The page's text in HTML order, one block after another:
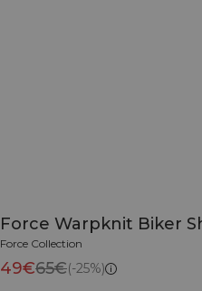
Force Warpknit Biker
Force Collection
49€65€(-25%)